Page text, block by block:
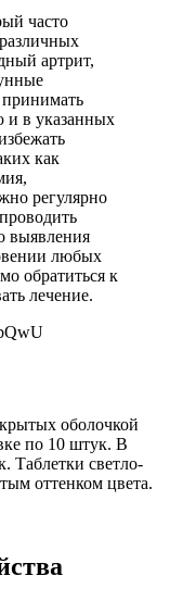
часто
артрит,
и в указанных
как
регулярно
выявления
любых
обратиться к
лечение.
оболочкой
по 10 штук. В
Таблетки светло-
оттенком цвета.